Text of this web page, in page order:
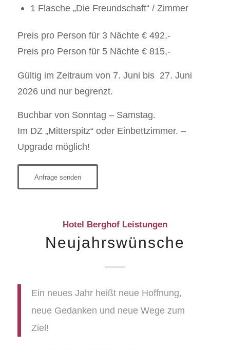
1 Flasche „Die Freundschaft“ / Zimmer
Preis pro Person für 3 Nächte € 492,-
Preis pro Person für 5 Nächte € 815,-
Gültig im Zeitraum von 7. Juni bis 27. Juni
2026 und nur begrenzt.
Buchbar von Sonntag – Samstag.
Im DZ „Mitterspitz“ oder Einbettzimmer. –
Upgrade möglich!
Anfrage senden
Hotel Berghof Leistungen
Neujahrswünsche
Ein neues Jahr heißt neue Hoffnung,
neue Gedanken und neue Wege zum
Ziel!